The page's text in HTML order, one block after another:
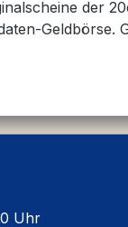
der
Geldbörse.
Uhr